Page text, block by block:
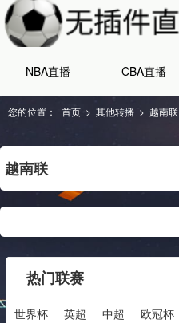
NBA直播 CBA直播
您的位置： 首页 > 其他转播 > 越南联
越南联
热门联赛
世界杯 英超 中超 欧冠杯